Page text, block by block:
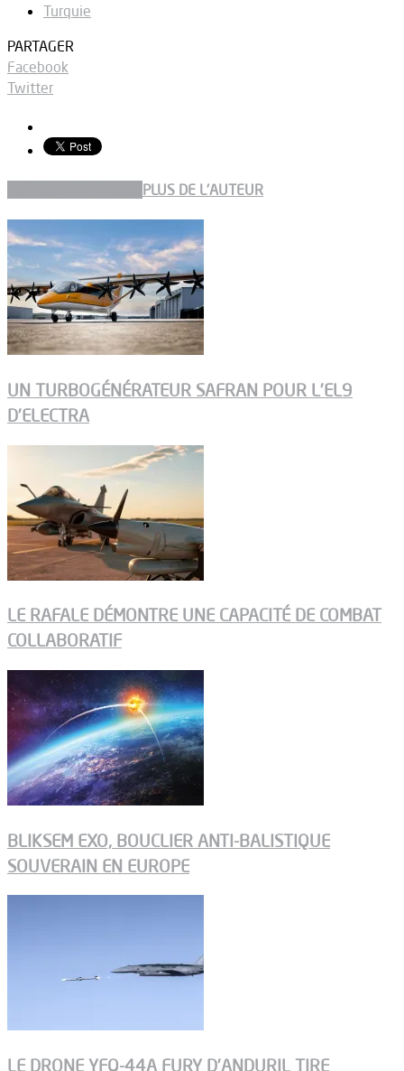
Turquie
PARTAGER
Facebook
Twitter
PLUS DE L'AUTEUR
UN TURBOGÉNÉRATEUR SAFRAN POUR L’EL9
D’ELECTRA
LE RAFALE DÉMONTRE UNE CAPACITÉ DE COMBAT
COLLABORATIF
BLIKSEM EXO, BOUCLIER ANTI-BALISTIQUE
SOUVERAIN EN EUROPE
LE DRONE YFQ-44A FURY D’ANDURIL TIRE